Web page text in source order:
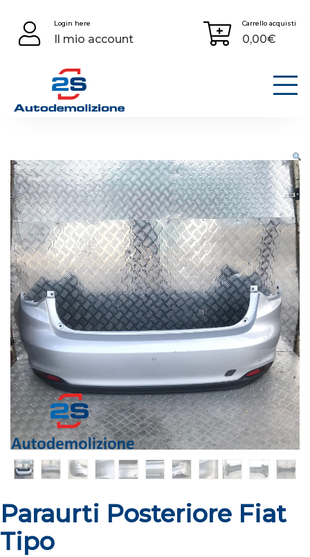
content
Login here
Il mio account
Carrello acquisti
0,00€
Paraurti Posteriore Fiat
Tipo